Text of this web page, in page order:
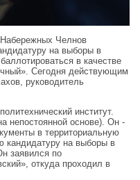
Челнов
на выборы в
в качестве
Сегодня действующим
руководитель
институт.
непостоянной основе). Он -
в территориальную
кандидатуру на выборы в
заявился по
откуда проходил в